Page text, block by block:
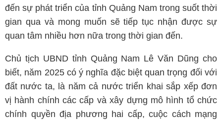
đến sự phát triển của tỉnh Quảng Nam trong suốt thời
gian qua và mong muốn sẽ tiếp tục nhận được sự
quan tâm nhiều hơn nữa trong thời gian đến.
Chủ tịch UBND tỉnh Quảng Nam Lê Văn Dũng cho
biết, năm 2025 có ý nghĩa đặc biệt quan trọng đối với
đất nước ta, là năm cả nước triển khai sắp xếp đơn
vị hành chính các cấp và xây dựng mô hình tổ chức
chính quyền địa phương hai cấp, cuộc cách mạng